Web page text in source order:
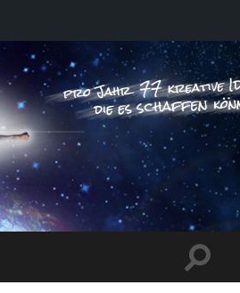
Ideen, die es schaffen
können ...